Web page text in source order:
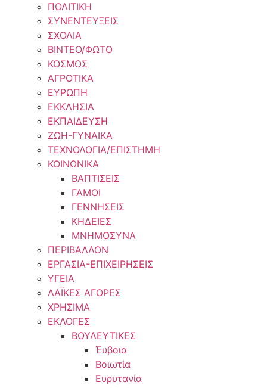
ΠΟΛΙΤΙΚΗ
ΣΥΝΕΝΤΕΥΞΕΙΣ
ΣΧΟΛΙΑ
ΒΙΝΤΕΟ/ΦΩΤΟ
ΚΟΣΜΟΣ
ΑΓΡΟΤΙΚΑ
ΕΥΡΩΠΗ
ΕΚΚΛΗΣΙΑ
ΕΚΠΑΙΔΕΥΣΗ
ΖΩΗ-ΓΥΝΑΙΚΑ
ΤΕΧΝΟΛΟΓΙΑ/ΕΠΙΣΤΗΜΗ
ΚΟΙΝΩΝΙΚΑ
ΒΑΠΤΙΣΕΙΣ
ΓΑΜΟΙ
ΓΕΝΝΗΣΕΙΣ
ΚΗΔΕΙΕΣ
ΜΝΗΜΟΣΥΝΑ
ΠΕΡΙΒΑΛΛΟΝ
ΕΡΓΑΣΙΑ-ΕΠΙΧΕΙΡΗΣΕΙΣ
ΥΓΕΙΑ
ΛΑΪΚΕΣ ΑΓΟΡΕΣ
ΧΡΗΣΙΜΑ
ΕΚΛΟΓΕΣ
ΒΟΥΛΕΥΤΙΚΕΣ
Έυβοια
Βοιωτία
Ευρυτανία